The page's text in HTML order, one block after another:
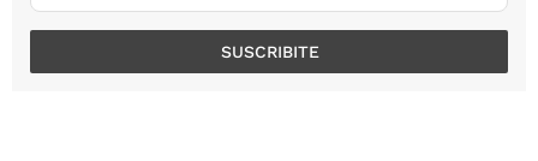
SUSCRIBITE